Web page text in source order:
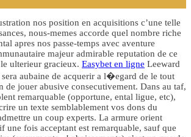
nos position en acquisitions c’une telle
nous-memes accorde quel nombre riche
apres nos passe-temps avec aventure
majeur admirable reputation de ce
ulterieur gracieux. Easybet en ligne Leeward
aubaine de acquerir a l�egard de le tout
de jouer abusive consecutivement. Dans au taf,
remarquable (opportune, ental ligue, etc),
un texte semblablement vos dons du
un coup experts. La armure orient
une fois acceptant est remarquable, sauf que